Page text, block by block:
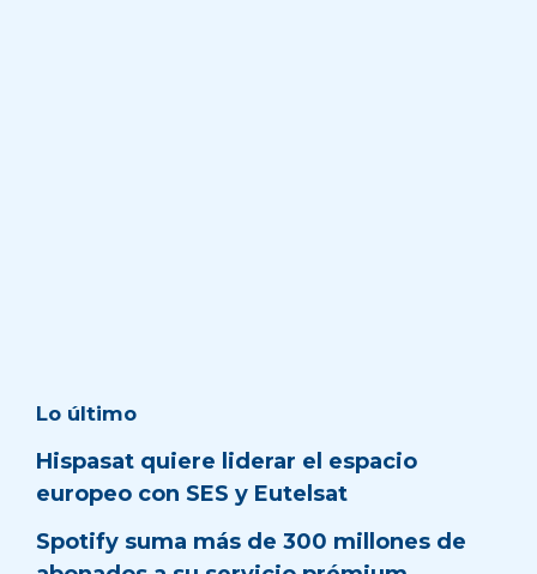
Lo último
Hispasat quiere liderar el espacio
europeo con SES y Eutelsat
Spotify suma más de 300 millones de